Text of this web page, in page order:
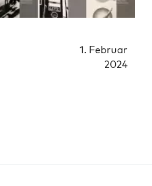
1. Februar
2024